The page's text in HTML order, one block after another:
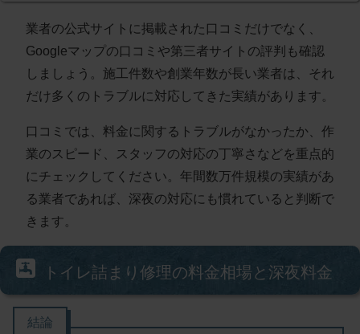
業者の公式サイトに掲載された口コミだけでなく、
Googleマップの口コミや第三者サイトの評判も確認
しましょう。施工件数や創業年数が長い業者は、それ
だけ多くのトラブルに対応してきた実績があります。
口コミでは、料金に関するトラブルがなかったか、作
業のスピード、スタッフの対応の丁寧さなどを重点的
にチェックしてください。 年間数万件規模の実績があ
る業者であれば、深夜の対応にも慣れていると判断で
きます。
トイレ詰まり修理の料金相場と深夜料金
結論